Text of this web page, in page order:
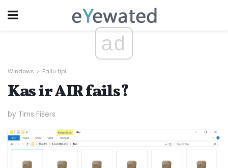
ad
Windows Failu tipi
Kas ir AIR fails?
by Tims Fišers